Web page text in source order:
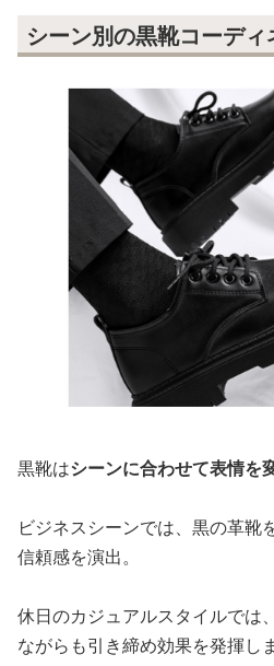
シーン別の黒靴コーディ
黒靴はシーンに合わせて表情を
ビジネスシーンでは、黒の革靴
信頼感を演出。
休日のカジュアルスタイルでは
ながらも引き締め効果を発揮しま